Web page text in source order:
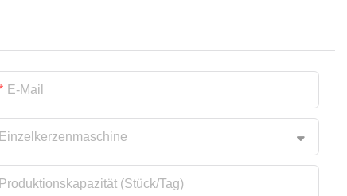
E-Mail
Einzelkerzenmaschine
Produktionskapazität (Stück/Tag)